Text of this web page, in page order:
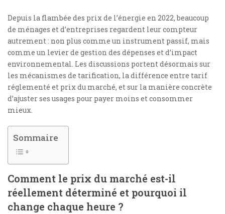
Depuis la flambée des prix de l’énergie en 2022, beaucoup
de ménages et d’entreprises regardent leur compteur
autrement : non plus comme un instrument passif, mais
comme un levier de gestion des dépenses et d’impact
environnemental. Les discussions portent désormais sur
les mécanismes de tarification, la différence entre tarif
réglementé et prix du marché, et sur la manière concrète
d’ajuster ses usages pour payer moins et consommer
mieux.
Sommaire
Comment le prix du marché est-il
réellement déterminé et pourquoi il
change chaque heure ?